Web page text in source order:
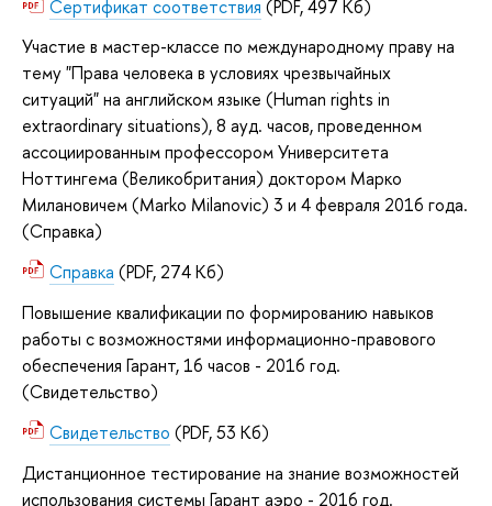
Сертификат соответствия (PDF, 497 Кб)
Участие в мастер-классе по международному праву на
тему "Права человека в условиях чрезвычайных
ситуаций" на английском языке (Human rights in
extraordinary situations), 8 ауд. часов, проведенном
ассоциированным профессором Университета
Ноттингема (Великобритания) доктором Марко
Милановичем (Marko Milanovic) 3 и 4 февраля 2016 года.
(Справка)
Справка (PDF, 274 Кб)
Повышение квалификации по формированию навыков
работы с возможностями информационно-правового
обеспечения Гарант, 16 часов - 2016 год.
(Свидетельство)
Свидетельство (PDF, 53 Кб)
Дистанционное тестирование на знание возможностей
использования системы Гарант аэро - 2016 год.